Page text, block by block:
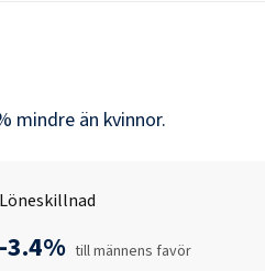
mindre än kvinnor.
Löneskillnad
-3.4% till männens favör